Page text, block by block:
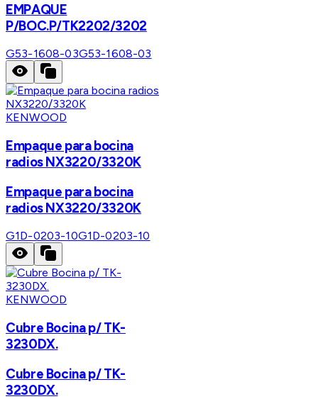
EMPAQUE
P/BOC.P/TK2202/3202
G53-1608-03G53-1608-03
KENWOOD
Empaque para bocina
radios NX3220/3320K
Empaque para bocina
radios NX3220/3320K
G1D-0203-10G1D-0203-10
KENWOOD
Cubre Bocina p/ TK-
3230DX.
Cubre Bocina p/ TK-
3230DX.